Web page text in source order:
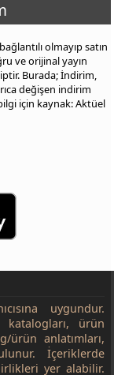
olmayıp satın
ve orijinal yayın
Burada; İndirim,
değişen indirim
için kaynak: Aktüel
uygundur.
katalogları, ürün
ürün anlatımları,
İçeriklerde
yer alabilir.